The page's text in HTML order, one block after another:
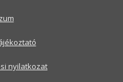
nyilatkozat